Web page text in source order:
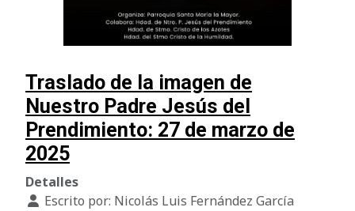
Traslado de la imagen de
Nuestro Padre Jesús del
Prendimiento: 27 de marzo de
2025
Detalles
Escrito por: Nicolás Luis Fernández García